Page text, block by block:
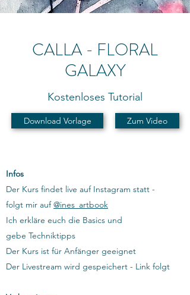
CALLA - FLORAL
GALAXY
Kostenloses Tutorial
Download Vorlage Zum Video
Infos
Der Kurs findet live auf Instagram statt -
folgt mir auf@ines_artbook
Ich erkläre euch die Basics und
gebe Techniktipps
Der Kurs ist für Anfänger geeignet
Der Livestream wird gespeichert - Link folgt